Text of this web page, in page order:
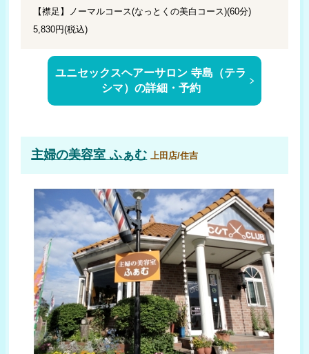
【襟足】ノーマルコース(なっとくの美白コース)(60分)
5,830円(税込)
ユニセックスヘアーサロン 寺島（テラ
シマ）の詳細・予約
主婦の美容室 ふぁむ 上田店/住吉